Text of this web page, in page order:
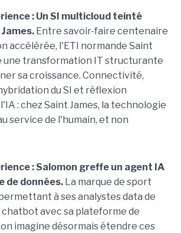
: Un SI multicloud teinté
Entre savoir-faire centenaire
accélérée, l'ETI normande Saint
une transformation IT structurante
sa croissance. Connectivité,
du SI et réflexion
: chez Saint James, la technologie
service de l'humain, et non
:Salomon greffe un agent IA
de données.La marque de sport
à ses analystes data de
chatbot avec sa plateforme de
imagine désormais étendre ces